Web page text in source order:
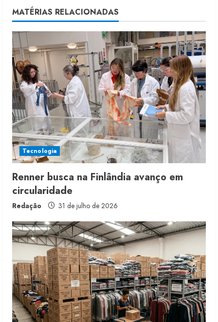
n
u
e
R
e
a
d
i
n
g
MATÉRIAS RELACIONADAS
Tecnologia
Renner busca na Finlândia avanço em
circularidade
Redação 31 de julho de 2026